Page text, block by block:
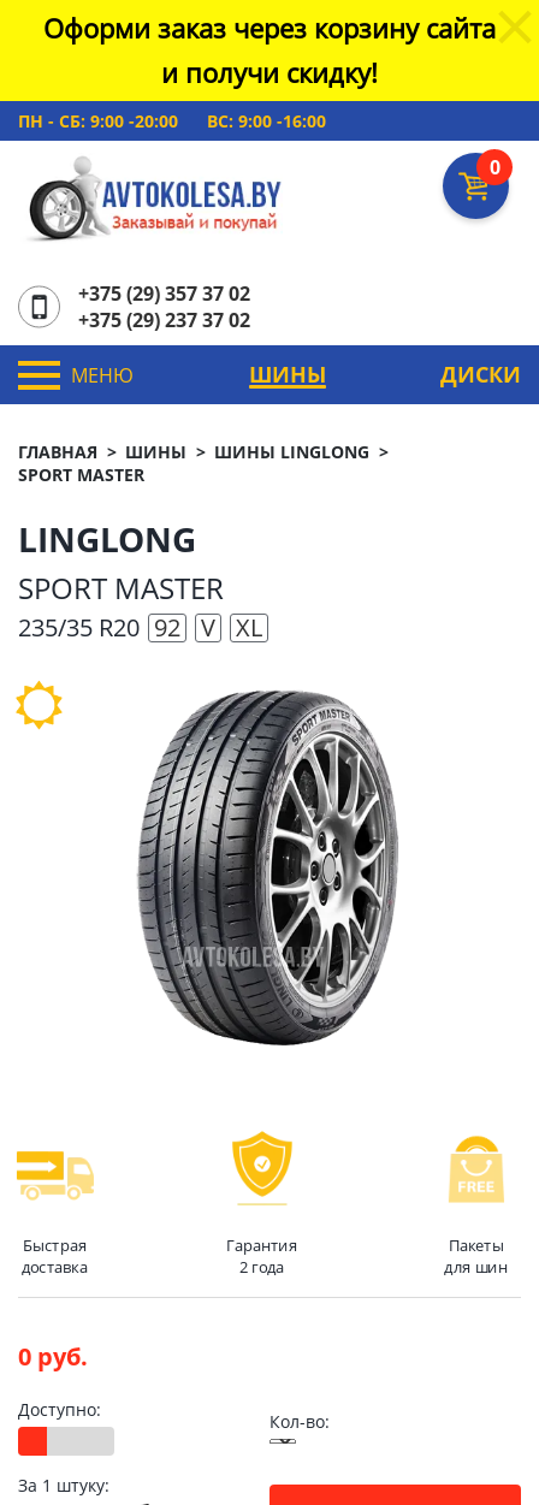
Оформи заказ через корзину сайта
и получи скидку!
ПН - СБ: 9:00 -20:00 ВС: 9:00 -16:00
0
+375 (29) 357 37 02
+375 (29) 237 37 02
МЕНЮ ШИНЫ ДИСКИ
ГЛАВНАЯ ШИНЫ
ШИНЫ LINGLONG
SPORT МASTER
LINGLONG
SPORT МASTER
235/35 R20 92 V XL
Быстрая
доставка
Гарантия
2 года
Пакеты
для шин
0 руб.
Доступно:
Кол-во:
За 1 штуку: